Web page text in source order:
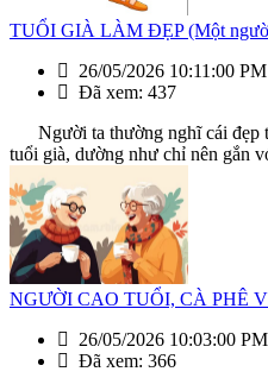
TUỔI GIÀ LÀM ĐẸP (Một người
26/05/2026 10:11:00 PM
Đã xem: 437
Người ta thường nghĩ cái đẹp
tuổi già, dường như chỉ nên gắn
NGƯỜI CAO TUỔI, CÀ PHÊ
26/05/2026 10:03:00 PM
Đã xem: 366